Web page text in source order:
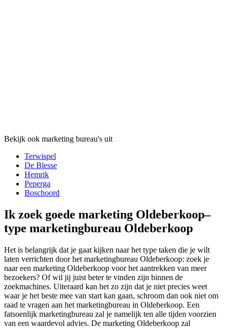
Bekijk ook marketing bureau's uit
Terwispel
De Blesse
Hemrik
Peperga
Boschoord
Ik zoek goede marketing Oldeberkoop–
type marketingbureau Oldeberkoop
Het is belangrijk dat je gaat kijken naar het type taken die je wilt
laten verrichten door het marketingbureau Oldeberkoop: zoek je
naar een marketing Oldeberkoop voor het aantrekken van meer
bezoekers? Of wil jij juist beter te vinden zijn binnen de
zoekmachines. Uiteraard kan het zo zijn dat je niet precies weet
waar je het beste mee van start kan gaan, schroom dan ook niet om
raad te vragen aan het marketingbureau in Oldeberkoop. Een
fatsoenlijk marketingbureau zal je namelijk ten alle tijden voorzien
van een waardevol advies. De marketing Oldeberkoop zal